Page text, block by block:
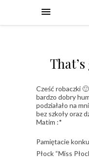
Cześć robaczki
bardzo dobry
podziałało na
bez szkoły oraz
Matim :*
Pamiętacie
Płock “Miss